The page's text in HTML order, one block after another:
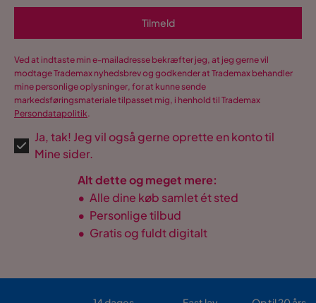
Tilmeld
Ved at indtaste min e-mailadresse bekræfter jeg, at jeg gerne vil
modtage Trademax nyhedsbrev og godkender at Trademax behandler
mine personlige oplysninger, for at kunne sende
markedsføringsmateriale tilpasset mig, i henhold til Trademax
Persondatapolitik.
Ja, tak! Jeg vil også gerne oprette en konto til
Mine sider.
Alt dette og meget mere:
• Alle dine køb samlet ét sted
• Personlige tilbud
• Gratis og fuldt digitalt